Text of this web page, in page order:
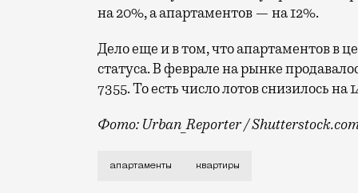
на 20%, а апартаментов — на 12%.
Дело еще и в том, что апартаментов в
статуса. В феврале на рынке
7355. То есть число лотов снизилось на
Фото: Urban_Reporter /
Апартаменты всегда считались
апартаменты квартиры